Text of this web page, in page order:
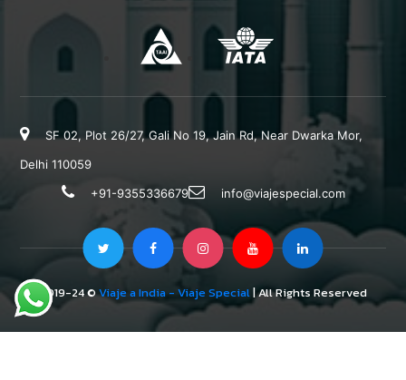
SF 02, Plot 26/27, Gali No 19, Jain Rd, Near Dwarka Mor,
Delhi 110059
+91-9355336679
info@viajespecial.com
2019-24 ©Viaje a India - Viaje Special| All Rights Reserved